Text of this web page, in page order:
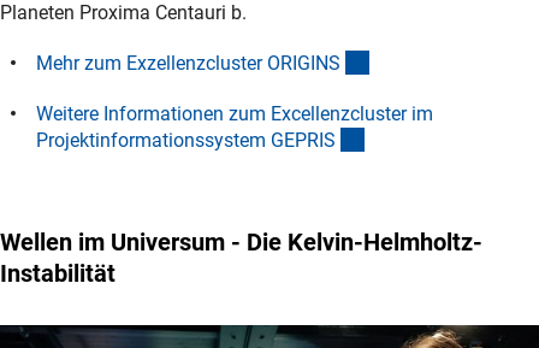
Planeten Proxima Centauri b.
Mehr zum Exzellenzcluster ORIGINS
Weitere Informationen zum Excellenzcluster im
Projektinformationssystem GEPRI S
Wellen im Universum - Die Kelvin-Helmholtz-
Instabilität